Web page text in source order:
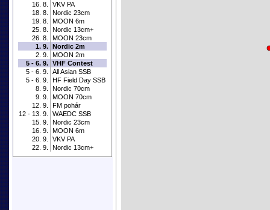
16. 8.
VKV PA
18. 8.
Nordic 23cm
19. 8.
MOON 6m
25. 8.
Nordic 13cm+
26. 8.
MOON 23cm
1. 9. Nordic 2m
2. 9.
MOON 2m
5 - 6. 9. VHF Contest
5 - 6. 9.
All Asian SSB
5 - 6. 9.
HF Field Day SSB
8. 9.
Nordic 70cm
9. 9.
MOON 70cm
12. 9.
FM pohár
12 - 13. 9.
WAEDC SSB
15. 9.
Nordic 23cm
16. 9.
MOON 6m
20. 9.
VKV PA
22. 9.
Nordic 13cm+